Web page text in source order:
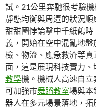
試。21公里奔馳很考驗
靜態均衡與周遭的狀況
甜甜圈悖論擊中千紙鶴
義，開始在空中混亂地
檢、物流、應急救濟等
面，這是展現科技實力
教學機。機械人高速自立
可加強市舞蹈教室場與本
器人在多元場景落地，拓